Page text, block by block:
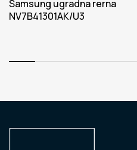
Samsung ugradna rerna
NV7B41301AK/U3